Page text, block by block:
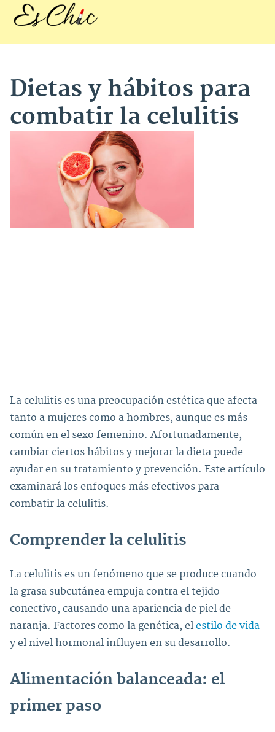
Dietas y hábitos para
combatir la celulitis
La celulitis es una preocupación estética que afecta
tanto a mujeres como a hombres, aunque es más
común en el sexo femenino. Afortunadamente,
cambiar ciertos hábitos y mejorar la dieta puede
ayudar en su tratamiento y prevención. Este artículo
examinará los enfoques más efectivos para
combatir la celulitis.
Comprender la celulitis
La celulitis es un fenómeno que se produce cuando
la grasa subcutánea empuja contra el tejido
conectivo, causando una apariencia de piel de
naranja. Factores como la genética, el estilo de vida
y el nivel hormonal influyen en su desarrollo.
Alimentación balanceada: el
primer paso